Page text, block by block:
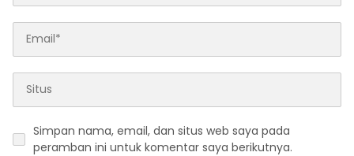
Simpan nama, email, dan situs web saya pada
peramban ini untuk komentar saya berikutnya.